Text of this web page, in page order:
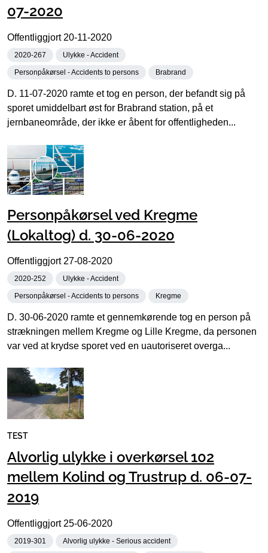
07-2020
Offentliggjort 20-11-2020
2020-267 Ulykke - Accident
Personpåkørsel - Accidents to persons Brabrand
D. 11-07-2020 ramte et tog en person, der befandt sig på
sporet umiddelbart øst for Brabrand station, på et
jernbaneområde, der ikke er åbent for offentligheden...
Personpåkørsel ved Kregme
(Lokaltog) d. 30-06-2020
Offentliggjort 27-08-2020
2020-252 Ulykke - Accident
Personpåkørsel - Accidents to persons Kregme
D. 30-06-2020 ramte et gennemkørende tog en person på
strækningen mellem Kregme og Lille Kregme, da personen
var ved at krydse sporet ved en uautoriseret overga...
TEST
Alvorlig ulykke i overkørsel 102
mellem Kolind og Trustrup d. 06-07-
2019
Offentliggjort 25-06-2020
2019-301 Alvorlig ulykke - Serious accident